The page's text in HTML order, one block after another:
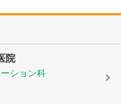
院
ション科